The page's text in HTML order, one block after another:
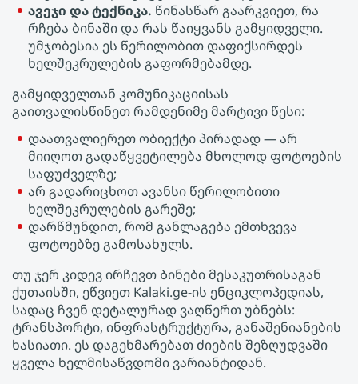
ავეჯი და ტექნიკა. წინასწარ გაარკვიეთ, რა
რჩება ბინაში და რას წაიყვანს გამყიდველი.
უმჯობესია ეს წერილობით დაფიქსირდეს
ხელშეკრულების გაფორმებამდე.
გამყიდველთან კომუნიკაციისას
გაითვალისწინეთ რამდენიმე მარტივი წესი:
დაათვალიერეთ ობიექტი პირადად — არ
მიიღოთ გადაწყვეტილება მხოლოდ ფოტოების
საფუძველზე;
არ გადარიცხოთ ავანსი წერილობითი
ხელშეკრულების გარეშე;
დარწმუნდით, რომ განლაგება ემთხვევა
ფოტოებზე გამოსახულს.
თუ ჯერ კიდევ ირჩევთ Ბინები მესაკუთრისაგან
ქუთაისში, ეწვიეთ Kalaki.ge-ის ენციკლოპედიას,
სადაც ჩვენ დეტალურად ვაღწერთ უბნებს:
ტრანსპორტი, ინფრასტრუქტურა, განაშენიანების
ხასიათი. ეს დაგეხმარებათ ძიების შეზღუდვაში
ყველა ხელმისაწვდომი ვარიანტიდან.